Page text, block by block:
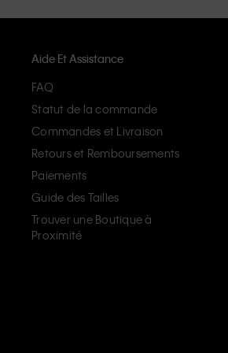
Aide Et Assistance
FAQ
Statut de la commande
Commandes et Livraison
Retours et Remboursements
Paiements
Guide des Tailles
Trouver une Boutique à
Proximité